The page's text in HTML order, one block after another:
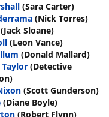
(Sara Carter)
(Nick Torres)
(Jack Sloane)
(Leon Vance)
(Donald Mallard)
Taylor (Detective
(Scott Gunderson)
(Diane Boyle)
(Robert Flynn)